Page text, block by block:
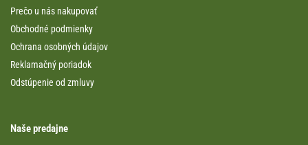
Prečo u nás nakupovať
Obchodné podmienky
Ochrana osobných údajov
Reklamačný poriadok
Odstúpenie od zmluvy
Naše predajne